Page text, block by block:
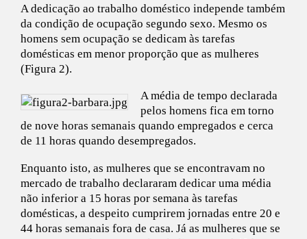
A dedicação ao trabalho doméstico independe também
da condição de ocupação segundo sexo. Mesmo os
homens sem ocupação se dedicam às tarefas
domésticas em menor proporção que as mulheres
(Figura 2).
A média de tempo declarada
pelos homens fica em torno
de nove horas semanais quando empregados e cerca
de 11 horas quando desempregados.
Enquanto isto, as mulheres que se encontravam no
mercado de trabalho declararam dedicar uma média
não inferior a 15 horas por semana às tarefas
domésticas, a despeito cumprirem jornadas entre 20 e
44 horas semanais fora de casa. Já as mulheres que se